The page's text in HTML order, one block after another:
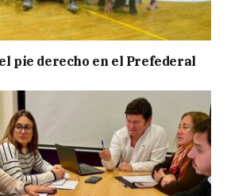
pie derecho en el Prefederal